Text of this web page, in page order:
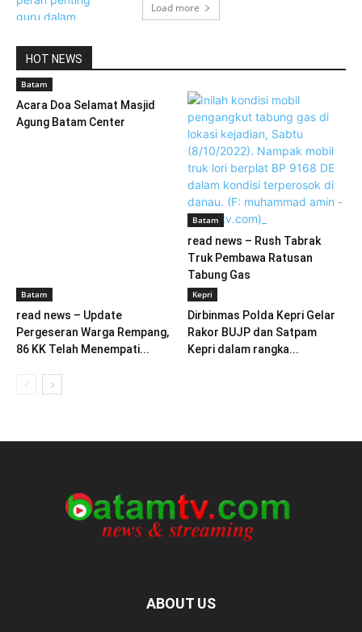
Load more
HOT NEWS
Batam
Acara Doa Selamat Masjid
Agung Batam Center
Batam
read news – Rush Tabrak
Truk Pembawa Ratusan
Tabung Gas
Batam
read news – Update
Pergeseran Warga Rempang,
86 KK Telah Menempati...
Kepri
Dirbinmas Polda Kepri Gelar
Rakor BUJP dan Satpam
Kepri dalam rangka...
ABOUT US